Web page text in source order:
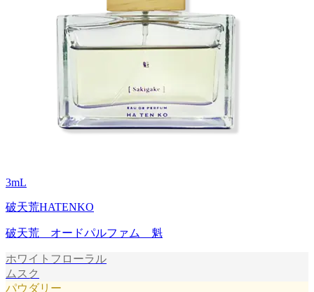
3mL
破天荒HATENKO
破天荒 オードパルファム 魁
ホワイトフローラル
ムスク
パウダリー